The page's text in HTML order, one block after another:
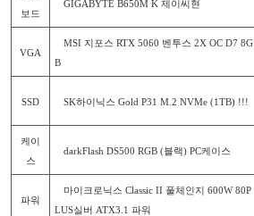
보드
GIGABYTE B650M K 제이씨현
VGA
MSI 지포스 RTX 5060 벤투스 2X OC D7 8G
B
SSD SK하이닉스 Gold P31 M.2 NVMe (1TB) !!!
케이
스
darkFlash DS500 RGB (블랙) PC케이스
파워
마이크로닉스 Classic II 풀체인지 600W 80P
LUS실버 ATX3.1 파워